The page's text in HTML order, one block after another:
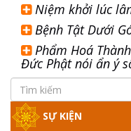
Niệm khởi lúc
Bệnh Tật Dưới
Phẩm Hoá
Đức Phật nói ẩn ý
SỰ KIỆN